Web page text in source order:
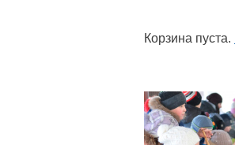
Корзина пуста.